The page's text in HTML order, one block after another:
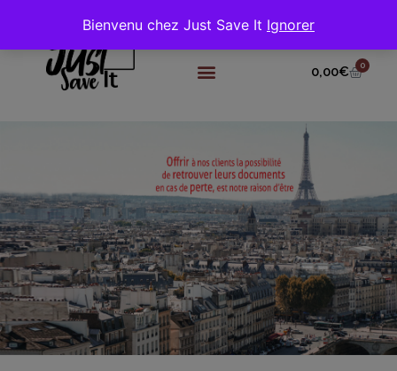
Bienvenu chez Just Save It Ignorer
0,00€ 0